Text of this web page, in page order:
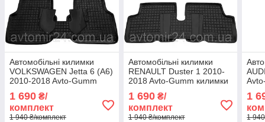
Автомобільні килимки
VOLKSWAGEN Jetta 6 (A6)
2010-2018 Avto-Gumm
ФОЛЬЦВАГЕН Джетта 6
(А6) 2010-2018 Автогум
1 690 ₴/
комплект
1 940 ₴/комплект
Автомобільні килимки
RENAULT Duster 1 2010-
2018 Avto-Gumm килимки
2010-2018 Автогум
1 690₴/
комплект
1 940 ₴/комплект
1
1